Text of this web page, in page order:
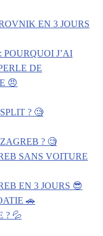
EN 3 JOURS
J’AI
DE
😠
? 🧐
? 🧐
SANS VOITURE
EN 3 JOURS 😎
🚗
? 💦